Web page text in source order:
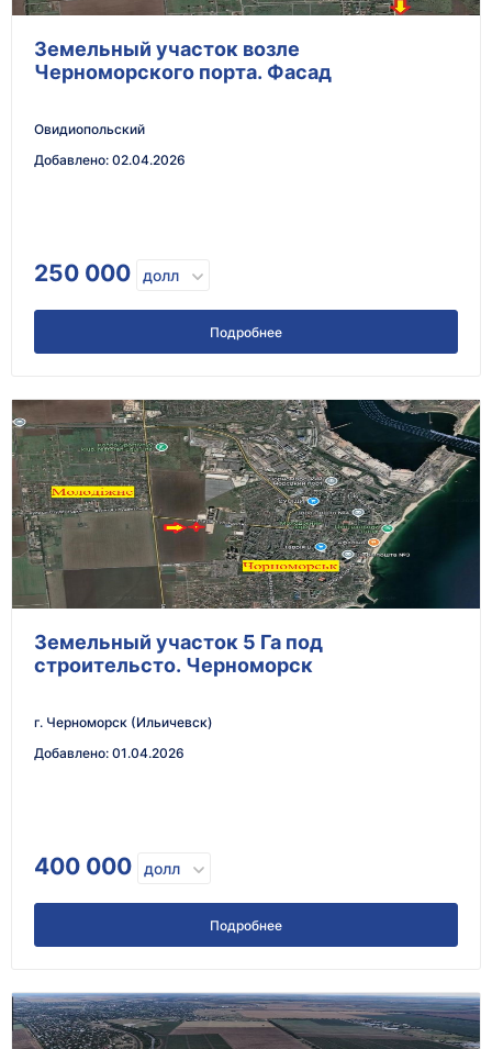
Земельный участок возле
Черноморского порта. Фасад
Овидиопольский
Добавлено: 02.04.2026
250 000 долл
Подробнее
Земельный участок 5 Га под
строительсто. Черноморск
г. Черноморск (Ильичевск)
Добавлено: 01.04.2026
400 000 долл
Подробнее